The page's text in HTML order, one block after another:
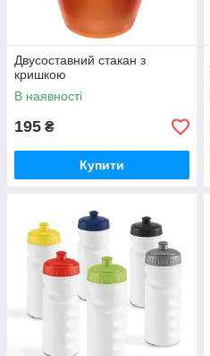
Двусоставний стакан з
кришкою
В наявності
195 ₴
Купити